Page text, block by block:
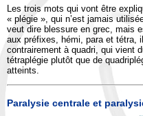
Les trois mots qui vont être
« plégie », qui n’est jamais
veut dire blessure en grec, mais
aux préfixes, hémi, para et tétra,
contrairement à quadri, qui vient
tétraplégie plutôt que de
atteints.
Paralysie centrale et